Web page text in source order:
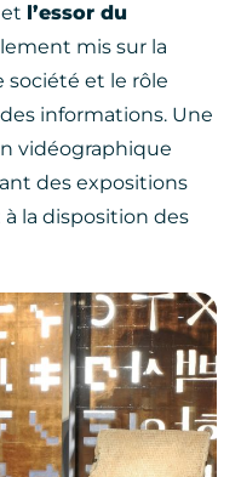
et l’essor du
mis sur la
société et le rôle
informations. Une
vidéographique
des expositions
la disposition des
© Patrice THEBAULT –